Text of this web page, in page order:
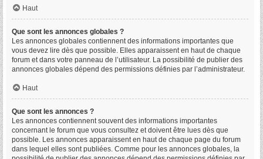
Haut
Que sont les annonces globales ?
Les annonces globales contiennent des informations importantes que
vous devez lire dès que possible. Elles apparaissent en haut de chaque
forum et dans votre panneau de l’utilisateur. La possibilité de publier des
annonces globales dépend des permissions définies par l’administrateur.
Haut
Que sont les annonces ?
Les annonces contiennent souvent des informations importantes
concernant le forum que vous consultez et doivent être lues dès que
possible. Les annonces apparaissent en haut de chaque page du forum
dans lequel elles sont publiées. Comme pour les annonces globales, la